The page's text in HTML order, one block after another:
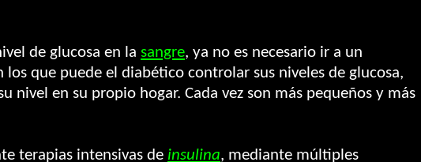
de glucosa en la sangre, ya no es necesario ir a un
que puede el diabético controlar sus niveles de glucosa,
en su propio hogar. Cada vez son más pequeños y más
terapias intensivas de insulina, mediante múltiples